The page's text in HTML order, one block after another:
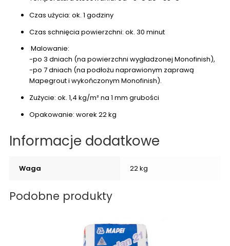
Czas użycia: ok. 1 godziny
Czas schnięcia powierzchni: ok. 30 minut
Malowanie:
-po 3 dniach (na powierzchni wygładzonej Monofinish),
-po 7 dniach (na podłożu naprawionym zaprawą
Mapegrout i wykończonym Monofinish).
Zużycie: ok. 1,4 kg/m² na 1 mm grubości
Opakowanie: worek 22 kg
Informacje dodatkowe
Waga 22 kg
Podobne produkty